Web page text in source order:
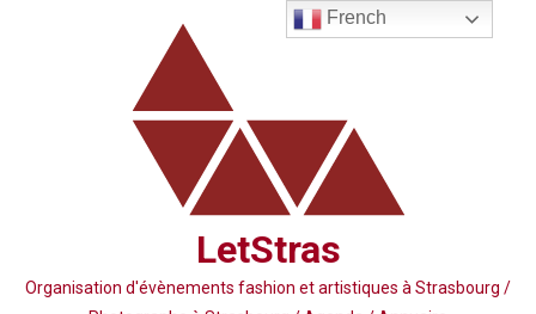
LetStras
Organisation d'évènements fashion et artistiques à Strasbourg /
French